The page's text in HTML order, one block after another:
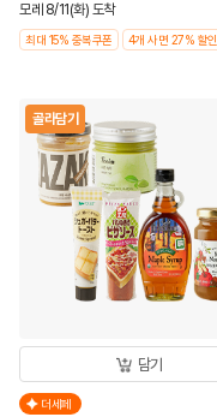
모레 8/11(화) 도착
최대 15% 중복쿠폰 4개 사면 27% 할인
골라담기
담기
더세페